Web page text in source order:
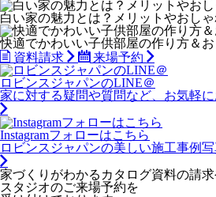
白い家の魅力とは？メリットやおし
快適でかわいい子供部屋の作り方＆
資料請求
来場予約
ロビンスジャパンのLINE＠
家に対する疑問や質問など、お気軽
Instagramフォローはこちら
ロビンスジャパンの美しい施工事例
家づくりがわかる カタログ資料の請
スタジオのご来場予約を